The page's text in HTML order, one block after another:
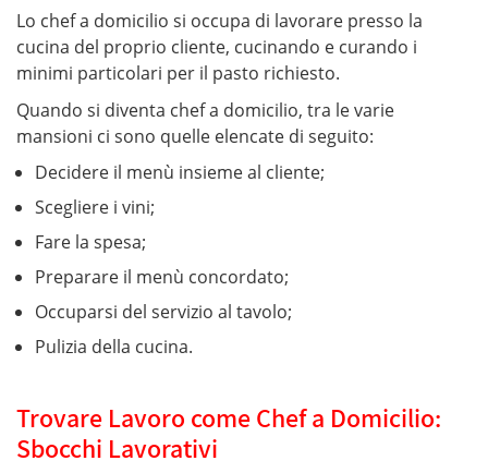
Lo chef a domicilio si occupa di lavorare presso la
cucina del proprio cliente, cucinando e curando i
minimi particolari per il pasto richiesto.
Quando si diventa chef a domicilio, tra le varie
mansioni ci sono quelle elencate di seguito:
Decidere il menù insieme al cliente;
Scegliere i vini;
Fare la spesa;
Preparare il menù concordato;
Occuparsi del servizio al tavolo;
Pulizia della cucina.
Trovare Lavoro come Chef a Domicilio:
Sbocchi Lavorativi